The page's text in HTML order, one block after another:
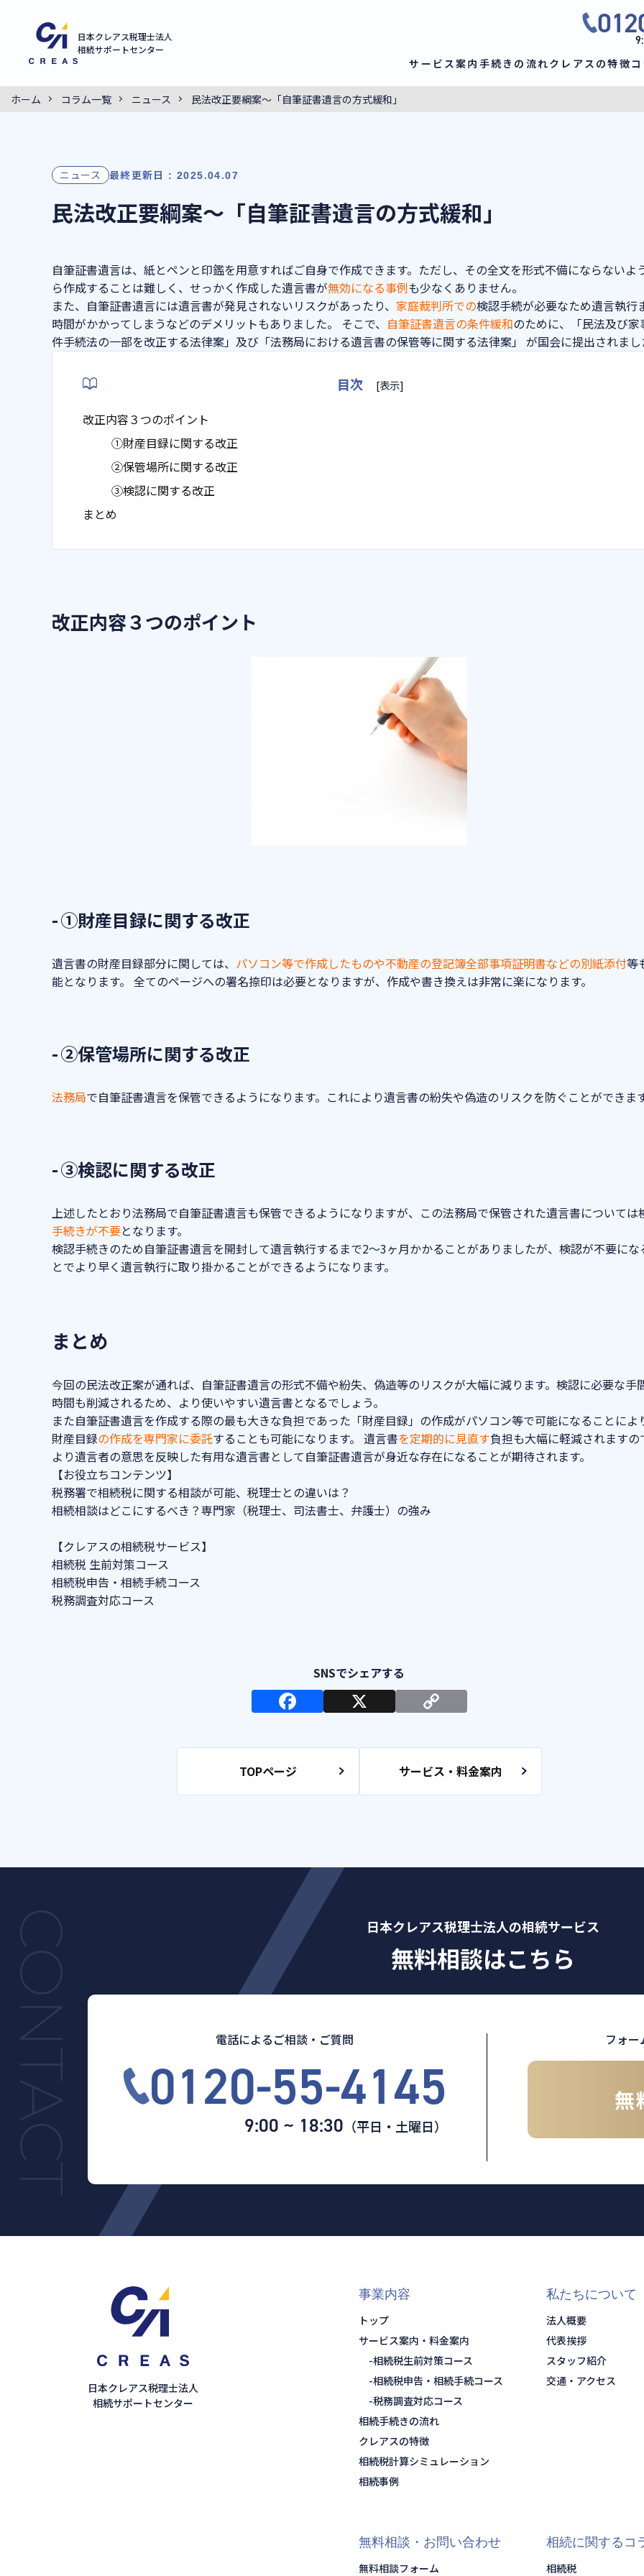
日本クレアス税理士法人
相続サポートセンター
サービス案内 手続きの流れクレアスの特徴
ホーム コラム一覧 ニュース 民法改正要綱案～「自筆証書遺言の方式緩和」
ニュース 最終更新日 : 2025.04.07
民法改正要綱案～「自筆証書遺言の方式緩和」
自筆証書遺言は、紙とペンと印鑑を用意すればご自身で作成できます。ただし、その全文を形式不備にならないよ
ら作成することは難しく、せっかく作成した遺言書が無効になる事例も少なくありません。
また、自筆証書遺言には遺言書が発見されないリスクがあったり、 家庭裁判所での検認手続が必要なため遺言執行
時間がかかってしまうなどのデメリットもありました。 そこで、 自筆証書遺言の条件緩和のために、「民法及び家
件手続法の一部を改正する法律案」及び「法務局における遺言書の保管等に関する法律案」 が国会に提出されまし
目次 [表示]
改正内容３つのポイント
①財産目録に関する改正
②保管場所に関する改正
③検認に関する改正
まとめ
改正内容３つのポイント
①財産目録に関する改正
遺言書の財産目録部分に関しては、 パソコン等で作成したものや不動産の登記簿全部事項証明書などの別紙添付等
能となります。 全てのページへの署名捺印は必要となりますが、作成や書き換えは非常に楽になります。
②保管場所に関する改正
法務局で自筆証書遺言を保管できるようになります。これにより遺言書の紛失や偽造のリスクを防ぐことができます
③検認に関する改正
上述したとおり法務局で自筆証書遺言も保管できるようになりますが、この法務局で保管された遺言書については
手続きが不要となります。
検認手続きのため自筆証書遺言を開封して遺言執行するまで2～3ヶ月かかることがありましたが、検認が不要にな
とでより早く遺言執行に取り掛かることができるようになります。
まとめ
今回の民法改正案が通れば、自筆証書遺言の形式不備や紛失、偽造等のリスクが大幅に減ります。検認に必要な手
時間も削減されるため、より使いやすい遺言書となるでしょう。
また自筆証書遺言を作成する際の最も大きな負担であった「財産目録」の作成がパソコン等で可能になることによ
財産目録の作成を専門家に委託することも可能になります。 遺言書を定期的に見直す負担も大幅に軽減されますの
より遺言者の意思を反映した有用な遺言書として自筆証書遺言が身近な存在になることが期待されます。
【お役立ちコンテンツ】
税務署で相続税に関する相談が可能、税理士との違いは？
相続相談はどこにするべき？専門家（税理士、司法書士、弁護士）の強み
【クレアスの相続税サービス】
相続税 生前対策コース
相続税申告・相続手続コース
税務調査対応コース
TOPページ サービス・料金案内
日本クレアス税理士法人の相続サービス
無料相談はこちら
電話によるご相談・ご質問
0120-55-4145
9:00 ~ 18:30 （平日・土曜日）
フォ
無
日本クレアス税理士法人
相続サポートセンター
事業内容
トップ
サービス案内・料金案内
相続税生前対策コース
相続税申告・相続手続コース
税務調査対応コース
相続手続きの流れ
クレアスの特徴
相続税計算シミュレーション
相続事例
私たちについて
法人概要
代表挨拶
スタッフ紹介
交通・アクセス
無料相談・お問い合わせ
無料相談フォーム
相続に関するコ
相続税